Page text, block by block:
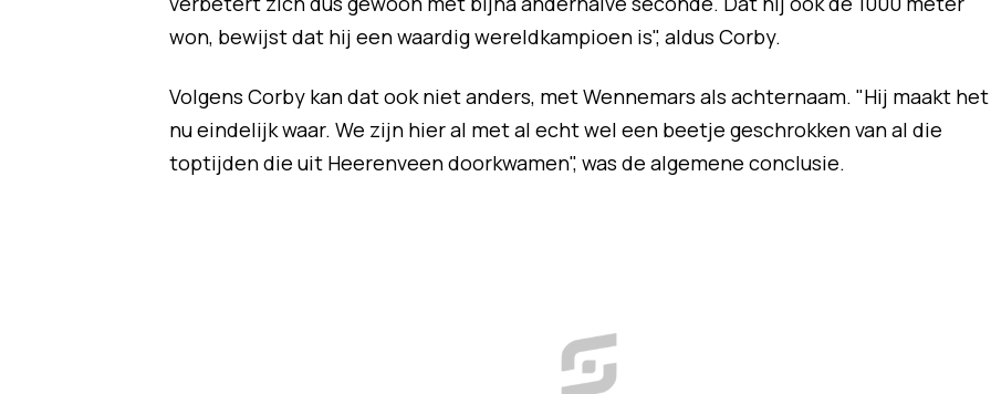
won, bewijst dat hij een waardig wereldkampioen is", aldus Corby.
Volgens Corby kan dat ook niet anders, met Wennemars als achternaam. "Hij maakt het
nu eindelijk waar. We zijn hier al met al echt wel een beetje geschrokken van al die
toptijden die uit Heerenveen doorkwamen", was de algemene conclusie.